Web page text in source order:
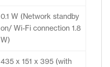
0.1 W (Network standby
on/ Wi-Fi connection 1.8
W)
435 x 151 x 395 (with